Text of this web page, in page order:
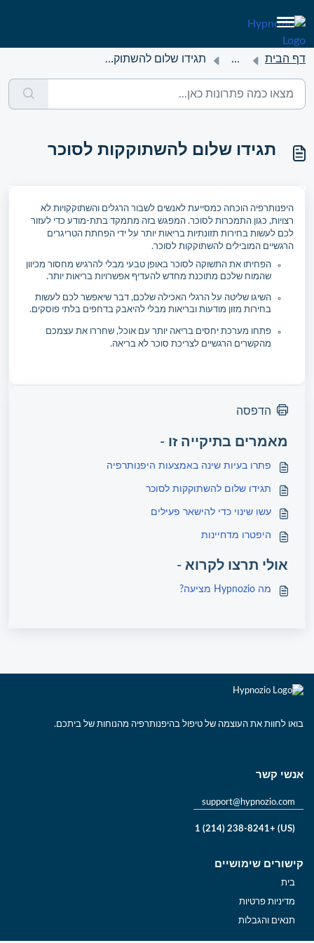
דף הבית ... תגידו שלום להשתוקקות לסוכר
תגידו שלום להשתוקקות לסוכר
היפנותרפיה הוכחה כמסייעת לאנשים לשבור הרגלים והשתוקקויות לא
רצויות, כגון התמכרות לסוכר. המפגש בזה מתמקד בתת-מודע כדי לעזור
לכם לעשות בחירות תזונתיות בריאות יותר על ידי הפחתת הטריגרים
הרגשיים המובילים להשתוקקות לסוכר.
הפחיתו את התשוקה לסוכר באופן טבעי מבלי להרגיש מחסור מכיוון
שהמוח שלכם מתוכנת מחדש להעדיף אפשרויות בריאות יותר.
השיגו שליטה על הרגלי האכילה שלכם, דבר שיאפשר לכם לעשות
בחירות מזון מודעות ובריאות מבלי להיאבק בדחפים בלתי פוסקים.
פתחו מערכת יחסים בריאה יותר עם אוכל, שחררו את עצמכם
מהקשרים הרגשיים לצריכת סוכר לא בריאה.
הדפסה
מאמרים בתיקייה זו -
פתרו בעיות שינה באמצעות היפנותרפיה
תגידו שלום להשתוקקות לסוכר
עשו שינוי כדי להישאר פעילים
היפטרו מדחיינות
אולי תרצו לקרוא -
מה Hypnozio מציעה?
בואו לחוות את העוצמה של טיפול בהיפנותרפיה מהנוחות של ביתכם.
אנשי קשר
support@hypnozio.com
(US) +1 (214) 238-8241
קישורים שימושיים
בית
מדיניות פרטיות
תנאים והגבלות